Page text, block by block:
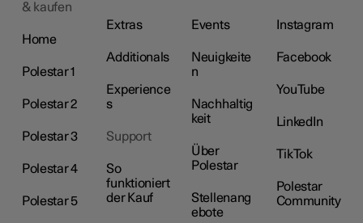
& kaufen
Home
Polestar 1
Polestar 2
Polestar 3
Polestar 4
Polestar 5
Extras
Additionals
Experience
s
Support
So
funktioniert
der Kauf
Events
Neuigkeite
n
Nachhaltig
keit
Über
Polestar
Stellenang
ebote
Instagram
Facebook
YouTube
LinkedIn
TikTok
Polestar
Community